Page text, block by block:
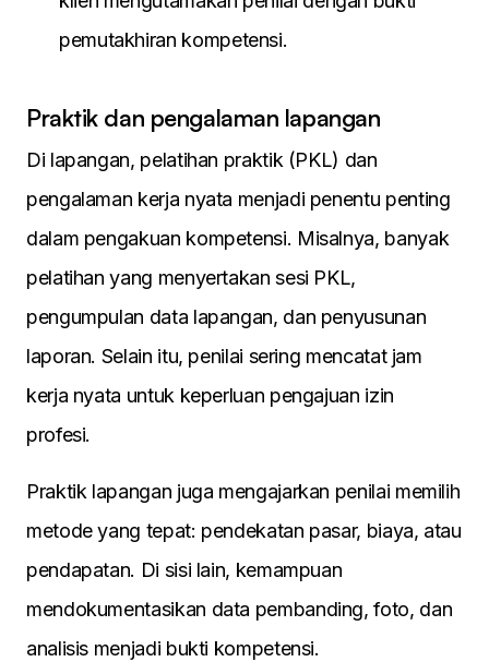
pemutakhiran kompetensi.
Praktik dan pengalaman lapangan
Di lapangan, pelatihan praktik (PKL) dan
pengalaman kerja nyata menjadi penentu penting
dalam pengakuan kompetensi. Misalnya, banyak
pelatihan yang menyertakan sesi PKL,
pengumpulan data lapangan, dan penyusunan
laporan. Selain itu, penilai sering mencatat jam
kerja nyata untuk keperluan pengajuan izin
profesi.
Praktik lapangan juga mengajarkan penilai memilih
metode yang tepat: pendekatan pasar, biaya, atau
pendapatan. Di sisi lain, kemampuan
mendokumentasikan data pembanding, foto, dan
analisis menjadi bukti kompetensi.